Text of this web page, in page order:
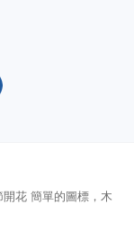
花 簡單的圖標，木